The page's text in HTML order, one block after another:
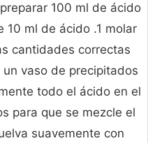
100 ml de ácido
10 ml de ácido .1 molar
cantidades correctas
vaso de precipitados
todo el ácido en el
para que se mezcle el
suavemente con